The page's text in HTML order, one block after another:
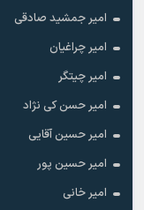
امیر جمشید صادقی
امیر چراغیان
امیر چیتگر
امیر حسن کی نژاد
امیر حسین آقایی
امیر حسین پور
امیر خانی